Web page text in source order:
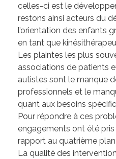
celles-ci est le
restons ainsi acteurs du
l’orientation des enfants
en tant que
Les plaintes les plus
associations de patients
autistes sont le manque
professionnels et le
quant aux besoins
Pour répondre à ces
engagements ont été
rapport au quatrième
La qualité des